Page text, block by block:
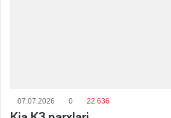
07.07.2026 0 22 636